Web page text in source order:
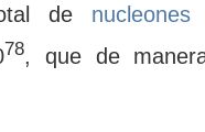
de nucleones
78, que de